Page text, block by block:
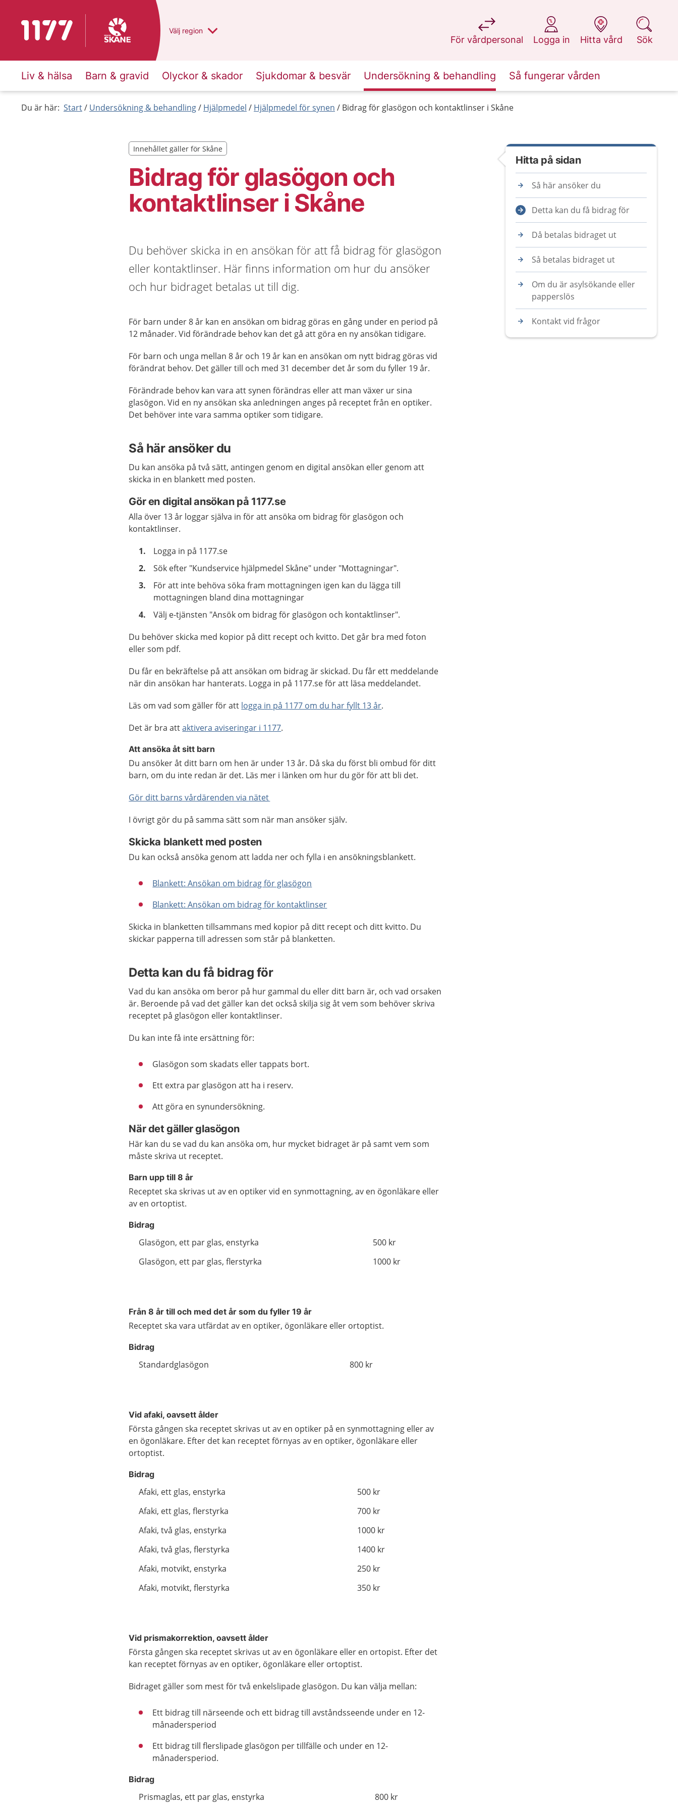
Till startsidan för 1177 Du har valt region
Välj en annan
region
För vårdpersonal
på 1177.se
Logga in
på 1177.se
Hitta vård
på 1177.se
Sök
på 1177.se
Liv & hälsa Barn & gravid Olyckor & skador Sjukdomar & besvär Undersökning & behandling Så fungerar vården
Du är här: Start Undersökning & behandling Hjälpmedel Hjälpmedel för synen Bidrag för glasögon och kontaktlinser i Skåne
Bidrag för glasögon och
kontaktlinser i Skåne
Innehållet gäller för Skåne
Innehållet gäller för Skåne
Du behöver skicka in en ansökan för att få bidrag för glasögon
eller kontaktlinser. Här finns information om hur du ansöker
och hur bidraget betalas ut till dig.
För barn under 8 år kan en ansökan om bidrag göras en gång under en period på
12 månader. Vid förändrade behov kan det gå att göra en ny ansökan tidigare.
För barn och unga mellan 8 år och 19 år kan en ansökan om nytt bidrag göras vid
förändrat behov. Det gäller till och med 31 december det år som du fyller 19 år.
Förändrade behov kan vara att synen förändras eller att man växer ur sina
glasögon. Vid en ny ansökan ska anledningen anges på receptet från en optiker.
Det behöver inte vara samma optiker som tidigare.
Så här ansöker du
Du kan ansöka på två sätt, antingen genom en digital ansökan eller genom att
skicka in en blankett med posten.
Gör en digital ansökan på 1177.se
Alla över 13 år loggar själva in för att ansöka om bidrag för glasögon och
kontaktlinser.
Logga in på 1177.se
Sök efter "Kundservice hjälpmedel Skåne" under "Mottagningar".
För att inte behöva söka fram mottagningen igen kan du lägga till
mottagningen bland dina mottagningar
Välj e-tjänsten "Ansök om bidrag för glasögon och kontaktlinser".
Du behöver skicka med kopior på ditt recept och kvitto. Det går bra med foton
eller som pdf.
Du får en bekräftelse på att ansökan om bidrag är skickad. Du får ett meddelande
när din ansökan har hanterats. Logga in på 1177.se för att läsa meddelandet.
Läs om vad som gäller för att logga in på 1177 om du har fyllt 13 år.
Det är bra attaktivera aviseringar i 1177.
Att ansöka åt sitt barn
Du ansöker åt ditt barn om hen är under 13 år. Då ska du först bli ombud för ditt
barn, om du inte redan är det. Läs mer i länken om hur du gör för att bli det.
Gör ditt barns vårdärenden via nätet
I övrigt gör du på samma sätt som när man ansöker själv.
Skicka blankett med posten
Du kan också ansöka genom att ladda ner och fylla i en ansökningsblankett.
Blankett: Ansökan om bidrag för glasögon
Blankett: Ansökan om bidrag för kontaktlinser
Skicka in blanketten tillsammans med kopior på ditt recept och ditt kvitto. Du
skickar papperna till adressen som står på blanketten.
Detta kan du få bidrag för
Vad du kan ansöka om beror på hur gammal du eller ditt barn är, och vad orsaken
är. Beroende på vad det gäller kan det också skilja sig åt vem som behöver skriva
receptet på glasögon eller kontaktlinser.
Du kan inte få inte ersättning för:
Glasögon som skadats eller tappats bort.
Ett extra par glasögon att ha i reserv.
Att göra en synundersökning.
När det gäller glasögon
Här kan du se vad du kan ansöka om, hur mycket bidraget är på samt vem som
måste skriva ut receptet.
Barn upp till 8 år
Receptet ska skrivas ut av en optiker vid en synmottagning, av en ögonläkare eller
av en ortoptist.
Bidrag
Glasögon, ett par glas, enstyrka
500 kr
Glasögon, ett par glas, flerstyrka
1000 kr
Från 8 år till och med det år som du fyller 19 år
Receptet ska vara utfärdat av en optiker, ögonläkare eller ortoptist.
Bidrag
Standardglasögon 800 kr
Vid afaki, oavsett ålder
Första gången ska receptet skrivas ut av en optiker på en synmottagning eller av
en ögonläkare. Efter det kan receptet förnyas av en optiker, ögonläkare eller
ortoptist.
Bidrag
Afaki, ett glas, enstyrka
500 kr
Afaki, ett glas, flerstyrka
700 kr
Afaki, två glas, enstyrka
1000 kr
Afaki, två glas, flerstyrka
1400 kr
Afaki, motvikt, enstyrka
250 kr
Afaki, motvikt, flerstyrka
350 kr
Vid prismakorrektion, oavsett ålder
Första gången ska receptet skrivas ut av en ögonläkare eller en ortopist. Efter det
kan receptet förnyas av en optiker, ögonläkare eller ortoptist.
Bidraget gäller som mest för två enkelslipade glasögon. Du kan välja mellan:
Ett bidrag till närseende och ett bidrag till avståndsseende under en 12-
månadersperiod
Ett bidrag till flerslipade glasögon per tillfälle och under en 12-
månadersperiod.
Bidrag
Prismaglas, ett par glas, enstyrka 800 kr
Hitta på sidan
Så här ansöker du
Detta kan du få bidrag för
Då betalas bidraget ut
Så betalas bidraget ut
Om du är asylsökande eller
papperslös
Kontakt vid frågor